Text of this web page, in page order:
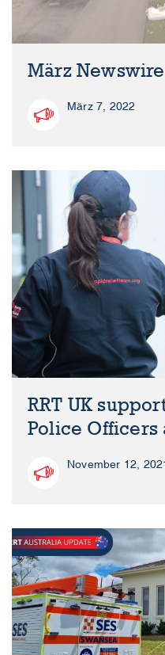
März Newswire
März 7, 2022
RRT UK
Police Officers
November 12,